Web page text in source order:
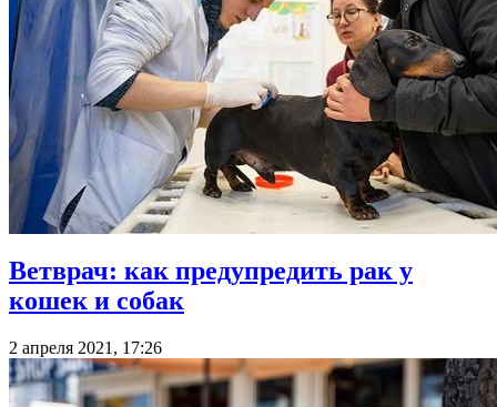
Ветврач: как предупредить рак у
кошек и собак
2 апреля 2021, 17:26